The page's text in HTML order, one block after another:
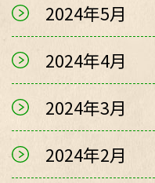
2024年5月
2024年4月
2024年3月
2024年2月